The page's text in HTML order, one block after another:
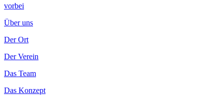
vorbei
Über uns
Der Ort
Der Verein
Das Team
Das Konzept